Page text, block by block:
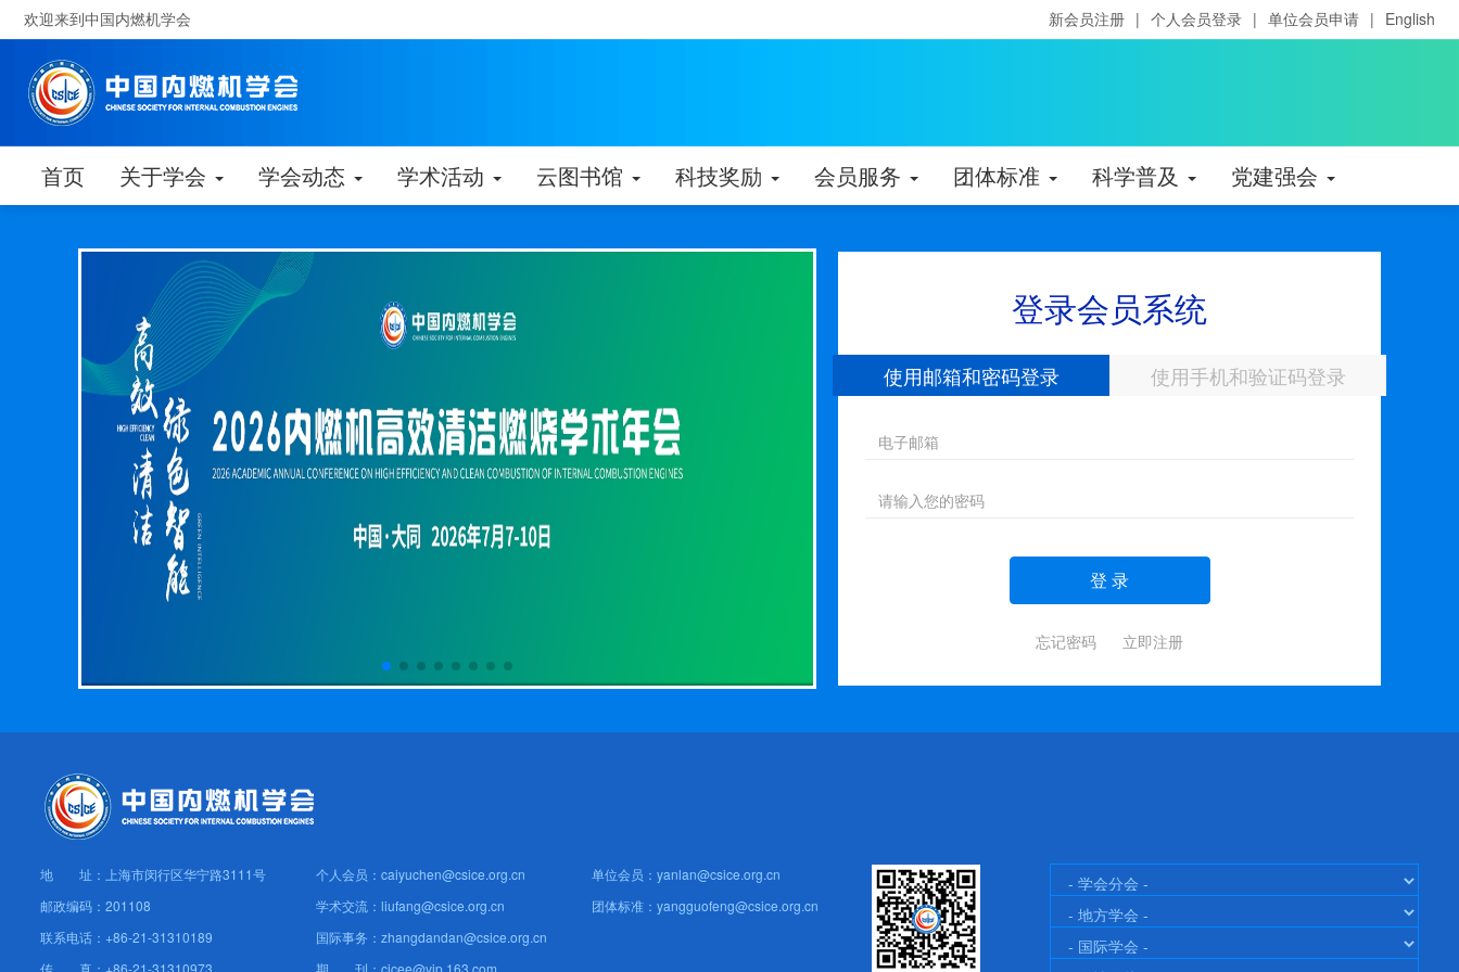
欢迎来到中国内燃机学会 新会员注册 | 个人会员登录 | 单位会员申请 | English
首页 关于学会 学会动态 学术活动 云图书馆 科技奖励 会员服务 团体标准 科学普及 党建强会
登录会员系统
使用邮箱和密码登录 使用手机和验证码登录
登 录
忘记密码 立即注册
地 址：上海市闵行区华宁路3111号
邮政编码：201108
联系电话：+86-21-31310189
传 真：+86-21-31310973
个人会员：caiyuchen@csice.org.cn
学术交流：liufang@csice.org.cn
国际事务：zhangdandan@csice.org.cn
期 刊：cicee@vip.163.com
单位会员：yanlan@csice.org.cn
团体标准：yangguofeng@csice.org.cn